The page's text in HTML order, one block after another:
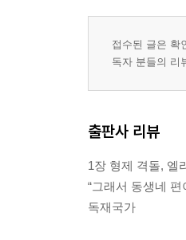
접수된 글은 확
독자 분들의 리
출판사 리뷰
1장 형제 격돌, 엘
“그래서 동생네
독재국가